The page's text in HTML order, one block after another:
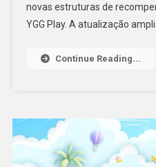
novas estruturas de
YGG Play. A atualização
Continue Reading...